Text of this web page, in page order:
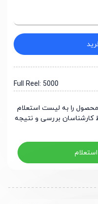
Full Reel: 5000
را به لیست استعلام
کارشناسان بررسی و نتیجه